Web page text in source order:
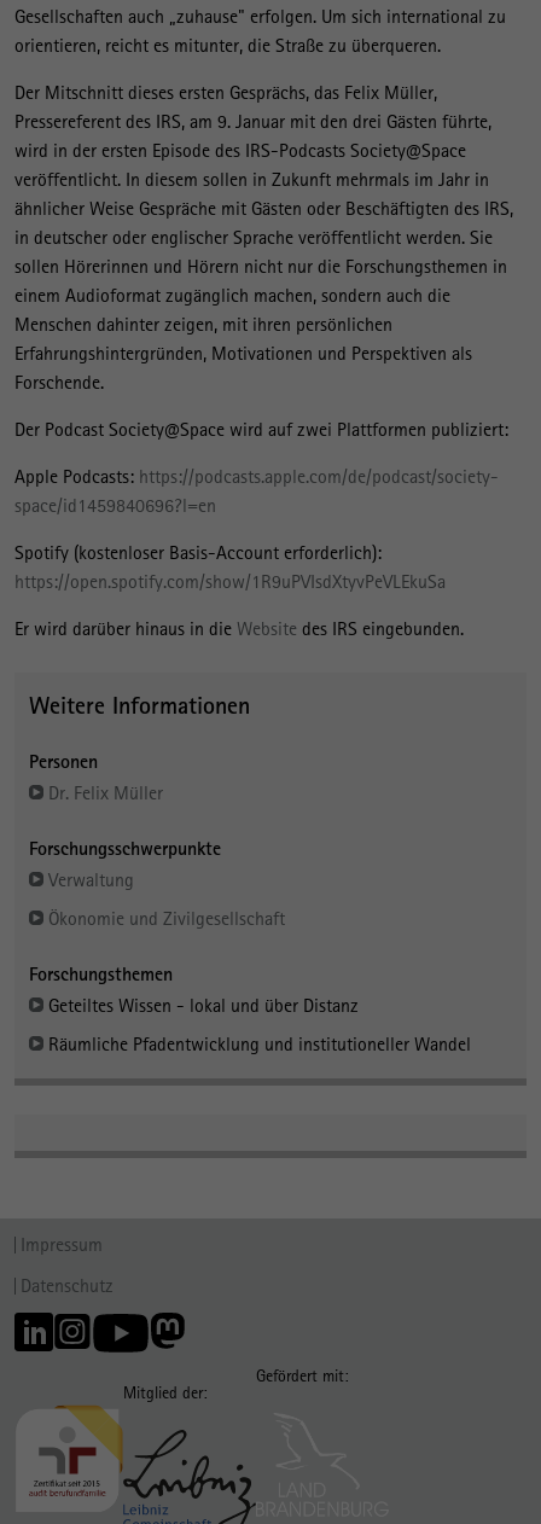
Gesellschaften auch „zuhause" erfolgen. Um sich international zu
orientieren, reicht es mitunter, die Straße zu überqueren.
Der Mitschnitt dieses ersten Gesprächs, das Felix Müller,
Pressereferent des IRS, am 9. Januar mit den drei Gästen führte,
wird in der ersten Episode des IRS-Podcasts Society@Space
veröffentlicht. In diesem sollen in Zukunft mehrmals im Jahr in
ähnlicher Weise Gespräche mit Gästen oder Beschäftigten des IRS,
in deutscher oder englischer Sprache veröffentlicht werden. Sie
sollen Hörerinnen und Hörern nicht nur die Forschungsthemen in
einem Audioformat zugänglich machen, sondern auch die
Menschen dahinter zeigen, mit ihren persönlichen
Erfahrungshintergründen, Motivationen und Perspektiven als
Forschende.
Der Podcast Society@Space wird auf zwei Plattformen publiziert:
Apple Podcasts: https://podcasts.apple.com/de/podcast/society-
space/id1459840696?l=en
Spotify (kostenloser Basis-Account erforderlich):
https://open.spotify.com/show/1R9uPVIsdXtyvPeVLEkuSa
Er wird darüber hinaus in die Website des IRS eingebunden.
Weitere Informationen
Personen
Dr. Felix Müller
Forschungsschwerpunkte
Verwaltung
Ökonomie und Zivilgesellschaft
Forschungsthemen
Geteiltes Wissen - lokal und über Distanz
Räumliche Pfadentwicklung und institutioneller Wandel
Impressum
Datenschutz
Mitglied der:
Gefördert mit: